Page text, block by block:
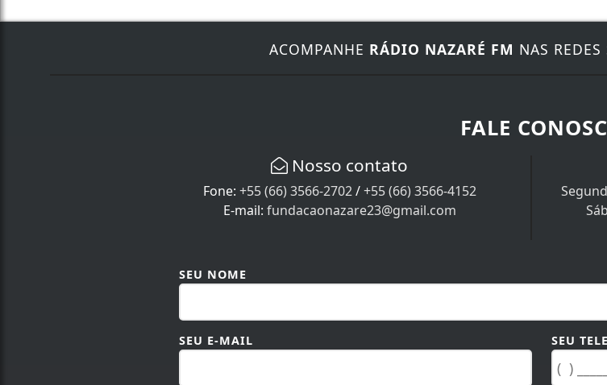
ACOMPANHE RÁDIO NAZARÉ FM NAS
FALE
Nosso contato
Fone: +55 (66) 3566-2702/+55 (66) 3566-4152
E-mail: fundacaonazare23@gmail.com
SEU NOME
SEU E-MAIL SEU